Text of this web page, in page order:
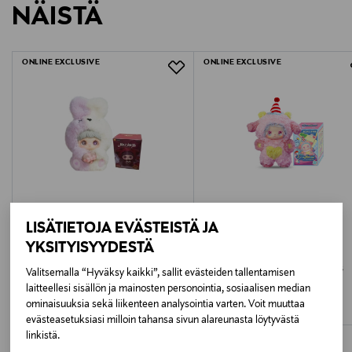
LISÄTIETOJA EVÄSTEISTÄ JA
YKSITYISYYDESTÄ
Valitsemalla “Hyväksy kaikki”, sallit evästeiden tallentamisen
laitteellesi sisällön ja mainosten personointia, sosiaalisen median
ominaisuuksia sekä liikenteen analysointia varten. Voit muuttaa
evästeasetuksiasi milloin tahansa sivun alareunasta löytyvästä
linkistä.
Tukehtumisvaara. Ikäsuositus alkaen 14-vuotiaasta
1585030
Avainsanat
lovely emma yllätys pehmoavaimenperä, punk era
pehmoavaimenperä, yllätys pehmoavaimenperä,
pehmoavaimenperä, pehmolelu avaimenperä
LUE TARKEMMAT PALAUTUSOHJEET
NÄISTÄ
ONLINE EXCLUSIVE
TOP TOY
MAYMEI pehmoavaimenperä
yllätyspakkauksessa "I Love You"
Original Price
34,99 €
ONLINE EXCLUSIVE
LUCKY EMMA Lovely Emma Yllätys
pehmoavaimenperä - Flavor Twist
Series